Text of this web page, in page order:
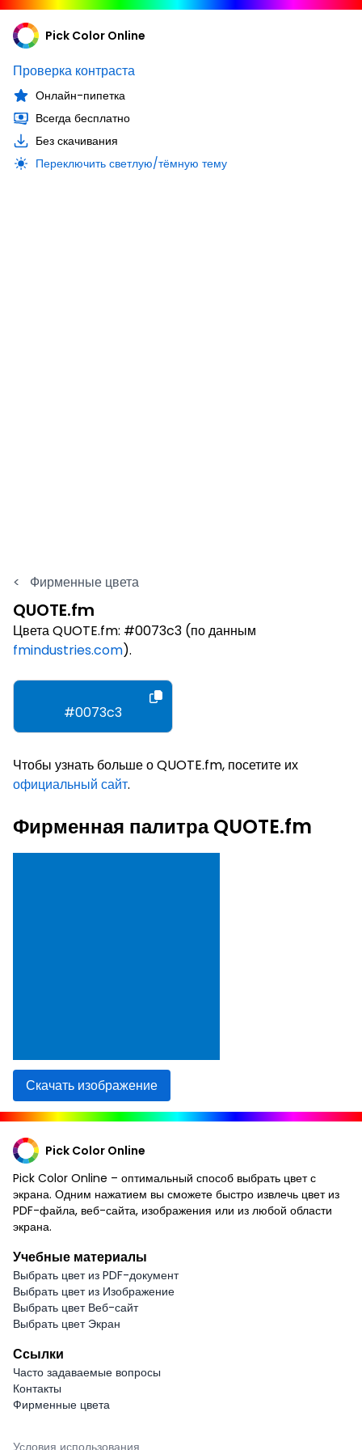
Pick Color Online
Проверка контраста
Онлайн-пипетка
Всегда бесплатно
Без скачивания
Переключить светлую/тёмную тему
< Фирменные цвета
QUOTE.fm
Цвета QUOTE.fm: #0073c3 (по данным
fmindustries.com).
#0073c3
Чтобы узнать больше о QUOTE.fm, посетите их
официальный сайт.
Фирменная палитра QUOTE.fm
Скачать изображение
Pick Color Online
Pick Color Online – оптимальный способ выбрать цвет с
экрана. Одним нажатием вы сможете быстро извлечь цвет из
PDF-файла, веб-сайта, изображения или из любой области
экрана.
Учебные материалы
Выбрать цвет из PDF-документ
Выбрать цвет из Изображение
Выбрать цвет Веб-сайт
Выбрать цвет Экран
Ссылки
Часто задаваемые вопросы
Контакты
Фирменные цвета
Условия использования